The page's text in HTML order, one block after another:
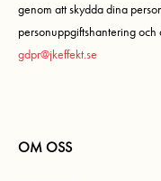
genom att skydda dina
personuppgiftshantering
gdpr@jkeffekt.se
OM OSS